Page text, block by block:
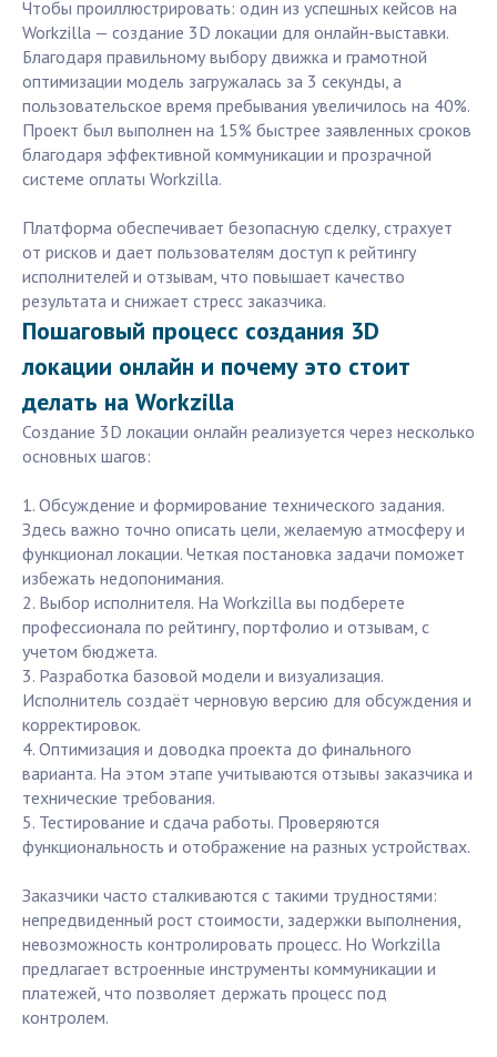
Чтобы проиллюстрировать: один из успешных кейсов на
Workzilla — создание 3D локации для онлайн-выставки.
Благодаря правильному выбору движка и грамотной
оптимизации модель загружалась за 3 секунды, а
пользовательское время пребывания увеличилось на 40%.
Проект был выполнен на 15% быстрее заявленных сроков
благодаря эффективной коммуникации и прозрачной
системе оплаты Workzilla.
Платформа обеспечивает безопасную сделку, страхует
от рисков и дает пользователям доступ к рейтингу
исполнителей и отзывам, что повышает качество
результата и снижает стресс заказчика.
Пошаговый процесс создания 3D
локации онлайн и почему это стоит
делать на Workzilla
Создание 3D локации онлайн реализуется через несколько
основных шагов:
1. Обсуждение и формирование технического задания.
Здесь важно точно описать цели, желаемую атмосферу и
функционал локации. Четкая постановка задачи поможет
избежать недопонимания.
2. Выбор исполнителя. На Workzilla вы подберете
профессионала по рейтингу, портфолио и отзывам, с
учетом бюджета.
3. Разработка базовой модели и визуализация.
Исполнитель создаёт черновую версию для обсуждения и
корректировок.
4. Оптимизация и доводка проекта до финального
варианта. На этом этапе учитываются отзывы заказчика и
технические требования.
5. Тестирование и сдача работы. Проверяются
функциональность и отображение на разных устройствах.
Заказчики часто сталкиваются с такими трудностями:
непредвиденный рост стоимости, задержки выполнения,
невозможность контролировать процесс. Но Workzilla
предлагает встроенные инструменты коммуникации и
платежей, что позволяет держать процесс под
контролем.